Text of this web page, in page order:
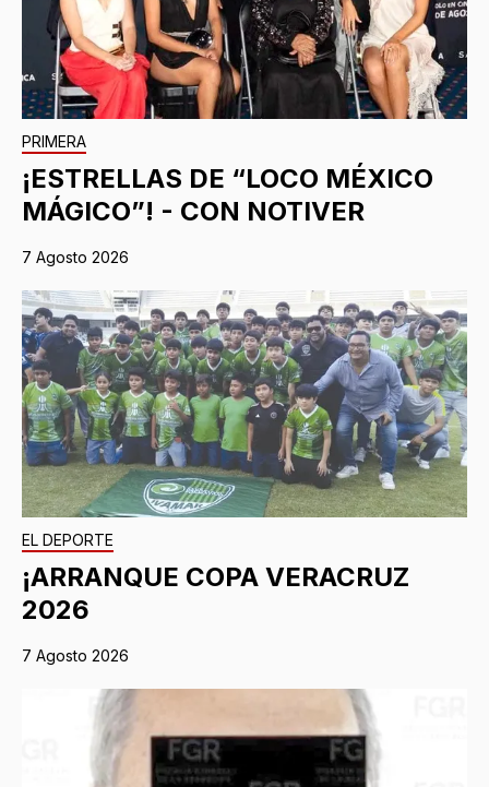
PRIMERA
¡ESTRELLAS DE “LOCO MÉXICO
MÁGICO”! - CON NOTIVER
7 Agosto 2026
EL DEPORTE
¡ARRANQUE COPA VERACRUZ
2026
7 Agosto 2026